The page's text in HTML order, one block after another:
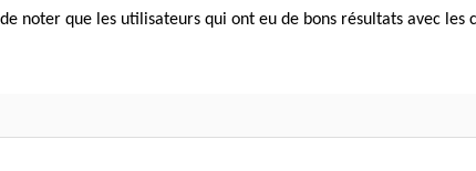
noter que les utilisateurs qui ont eu de bons résultats avec